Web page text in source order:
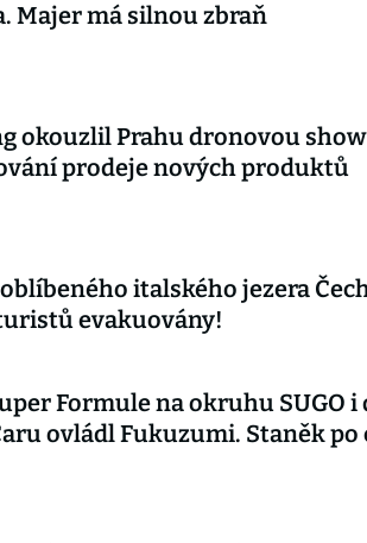
Majer má silnou zbraň
okouzlil Prahu dronovou
prodeje nových produktů
italského jezera
evakuovány!
Formule na okruhu SUGO i
ovládl Fukuzumi. Staněk po